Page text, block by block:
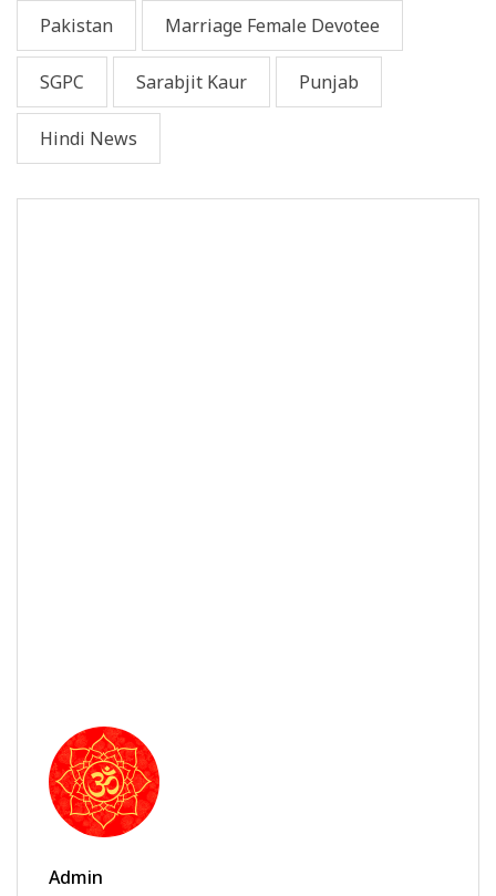
Pakistan Marriage Female Devotee
SGPC Sarabjit Kaur Punjab
Hindi News
Admin